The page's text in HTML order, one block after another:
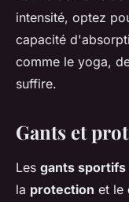
intensité, optez
capacité
comme le yoga,
suffire.
Gants et
Les gants sportifs
la protection et le